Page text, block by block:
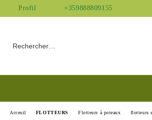
Profil +359888809155
Acceuil FLOTTEURS Flotteurs à poteaux flotteurs